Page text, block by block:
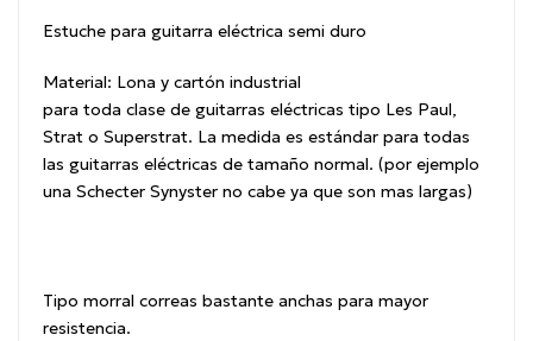
Estuche para guitarra eléctrica semi duro
Material: Lona y cartón industrial
para toda clase de guitarras eléctricas tipo Les Paul,
Strat o Superstrat. La medida es estándar para todas
las guitarras eléctricas de tamaño normal. (por ejemplo
una Schecter Synyster no cabe ya que son mas largas)
Tipo morral correas bastante anchas para mayor
resistencia.